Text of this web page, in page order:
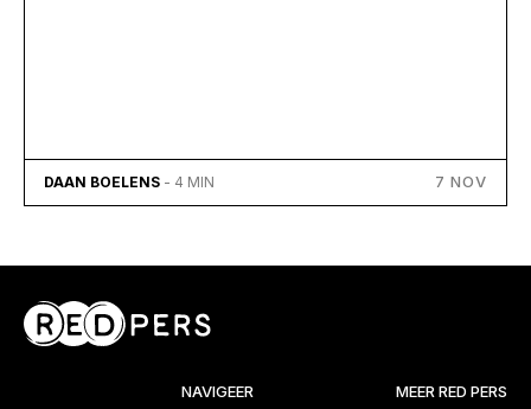
DAAN BOELENS - 4 MIN 7 NOV
NAVIGEER
MEER RED PERS